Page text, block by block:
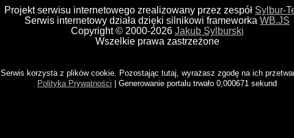
Projekt serwisu internetowego zrealizowany przez zespół Sylbur-
Serwis internetowy działa dzięki silnikowi frameworka WB.JS
Copyright © 2000-2026 Jakub Sylburski
Wszelkie prawa zastrzeżone
Serwis korzysta z plików cookie. Pozostając tutaj, wyrażasz zgodę na ich
Polityka Prywatności | Generowanie portalu trwało 0,000671 sekund